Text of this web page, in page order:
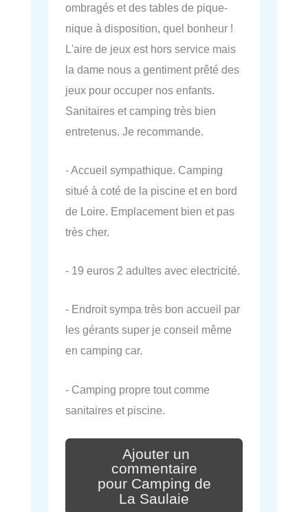
ombragés et des tables de pique-
nique à disposition, quel bonheur !
L'aire de jeux est hors service mais
la dame nous a gentiment prêté des
jeux pour occuper nos enfants.
Sanitaires et camping très bien
entretenus. Je recommande.
- Accueil sympathique. Camping
situé à coté de la piscine et en bord
de Loire. Emplacement bien et pas
très cher.
- 19 euros 2 adultes avec electricité.
- Endroit sympa très bon accueil par
les gérants super je conseil même
en camping car.
- Camping propre tout comme
sanitaires et piscine.
Ajouter un
commentaire
pour Camping de
La Saulaie